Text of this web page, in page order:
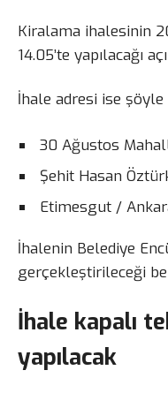
Kiralama ihalesinin
14.05’te yapılacağı
İhale adresi ise
30 Ağustos
Şehit Hasan
Etimesgut /
İhalenin Belediye
gerçekleştirileceği
İhale kapalı
yapılacak